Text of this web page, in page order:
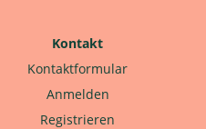
Kontakt
Kontaktformular
Anmelden
Registrieren